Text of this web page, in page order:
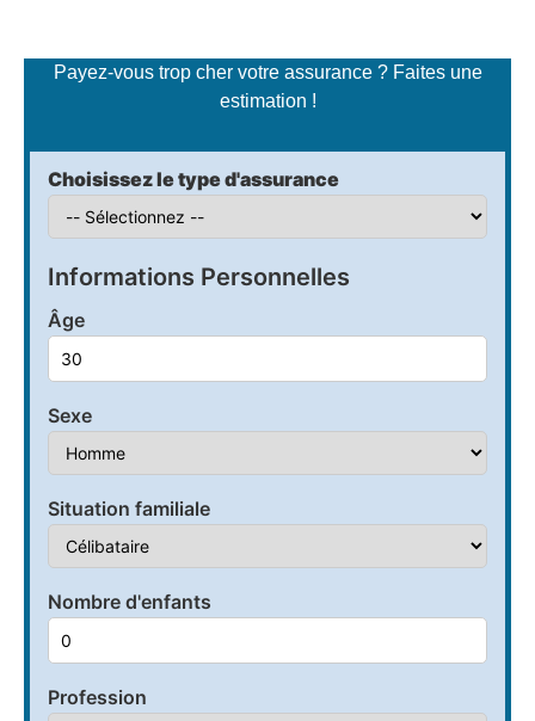
Payez-vous trop cher votre assurance ? Faites une
estimation !
Choisissez le type d'assurance
Informations Personnelles
Âge
Sexe
Situation familiale
Nombre d'enfants
Profession